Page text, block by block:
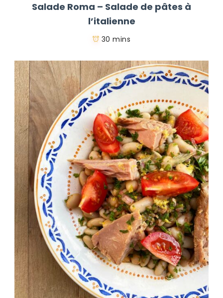
Salade Roma – Salade de pâtes à
l’italienne
30 mins